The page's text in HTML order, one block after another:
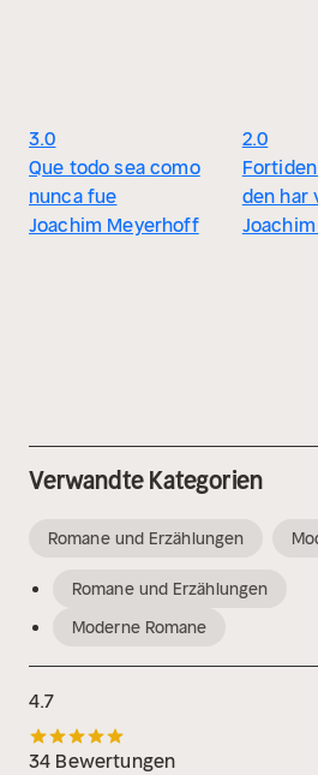
3.0
Que todo sea como
nunca fue
Joachim Meyerhoff
2.0
den
Verwandte Kategorien
Romane und Erzählungen
Romane und Erzählungen
Moderne Romane
4.7
34 Bewertungen